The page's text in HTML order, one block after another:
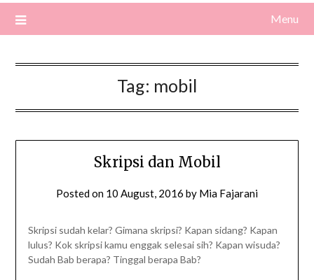
Menu
Tag: mobil
Skripsi dan Mobil
Posted on 10 August, 2016 by Mia Fajarani
Skripsi sudah kelar? Gimana skripsi? Kapan sidang? Kapan
lulus? Kok skripsi kamu enggak selesai sih? Kapan wisuda?
Sudah Bab berapa? Tinggal berapa Bab?